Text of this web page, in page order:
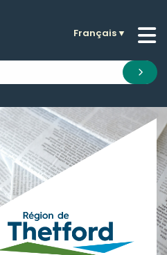
)
Français▼